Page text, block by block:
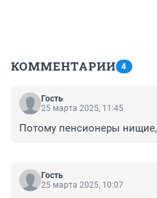
КОММЕНТАРИИ 4
Гость
25 марта 2025, 11:45
Потому пенсионеры нищие,
Гость
25 марта 2025, 10:07